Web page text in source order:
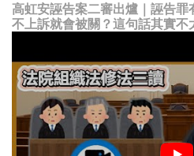
高虹安誣告案二審出爐｜誣告罪
不上訴就會被關？這句話其實不